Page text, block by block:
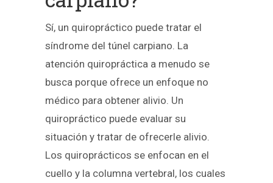
Sí, un quiropráctico puede tratar el
síndrome del túnel carpiano. La
atención quiropráctica a menudo se
busca porque ofrece un enfoque no
médico para obtener alivio. Un
quiropráctico puede evaluar su
situación y tratar de ofrecerle alivio.
Los quiroprácticos se enfocan en el
cuello y la columna vertebral, los cuales